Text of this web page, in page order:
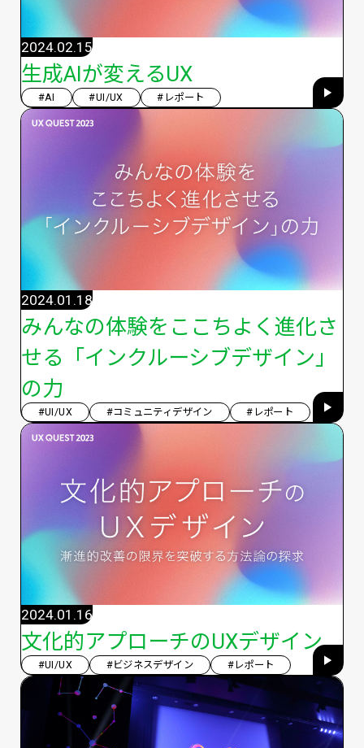
生成AIが変えるUX
2024.02.15
#AI #UI/UX #レポート
みんなの体験をここちよく進化さ
せる「インクルーシブデザイン」
の力
2024.01.18
#UI/UX #コミュニティデザイン #レポート
文化的アプローチのUXデザイン
2024.01.16
#UI/UX #ビジネスデザイン #レポート